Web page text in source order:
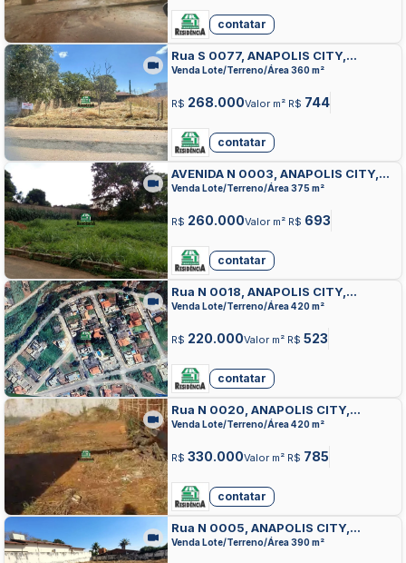
contatar
Rua S 0077, ANAPOLIS CITY,
ANAPOLIS
Venda Lote/Terreno/Área 360 m²
R$ 268.000Valor m² R$ 744
contatar
AVENIDA N 0003, ANAPOLIS CITY,
ANAPOLIS
Venda Lote/Terreno/Área 375 m²
R$ 260.000Valor m² R$ 693
contatar
Rua N 0018, ANAPOLIS CITY,
ANAPOLIS
Venda Lote/Terreno/Área 420 m²
R$ 220.000Valor m² R$ 523
contatar
Rua N 0020, ANAPOLIS CITY,
ANAPOLIS
Venda Lote/Terreno/Área 420 m²
R$ 330.000Valor m² R$ 785
contatar
Rua N 0005, ANAPOLIS CITY,
ANAPOLIS
Venda Lote/Terreno/Área 390 m²